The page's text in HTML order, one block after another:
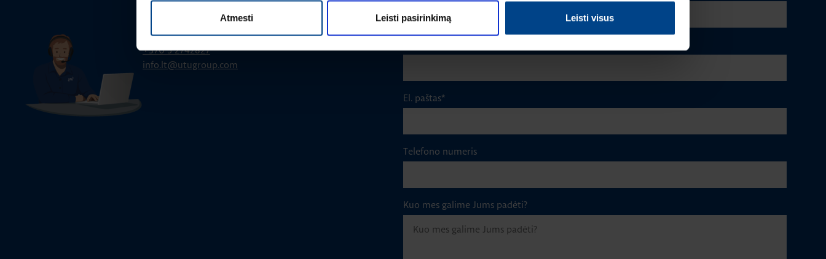
Atmesti Leisti pasirinkimą Leisti visus
+370 5 2742827
info.lt@utugroup.com
El. paštas*
Telefono numeris
Kuo mes galime Jums padėti?